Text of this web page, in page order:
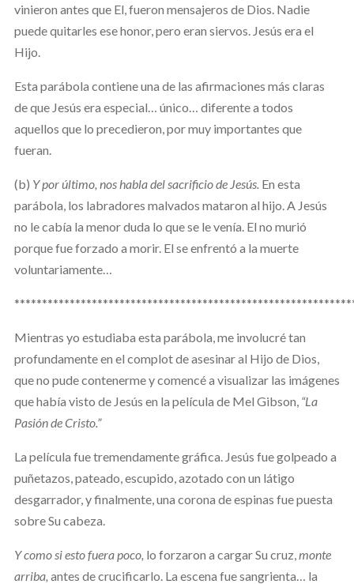
vinieron antes que El, fueron mensajeros de Dios. Nadie
puede quitarles ese honor, pero eran siervos. Jesús era el
Hijo.
Esta parábola contiene una de las afirmaciones más claras
de que Jesús era especial… único… diferente a todos
aquellos que lo precedieron, por muy importantes que
fueran.
(b) Y por último, nos habla del sacrificio de Jesús. En esta
parábola, los labradores malvados mataron al hijo. A Jesús
no le cabía la menor duda lo que se le venía. El no murió
porque fue forzado a morir. El se enfrentó a la muerte
voluntariamente…
Mientras yo estudiaba esta parábola, me involucré tan
profundamente en el complot de asesinar al Hijo de Dios,
que no pude contenerme y comencé a visualizar las imágenes
que había visto de Jesús en la película de Mel Gibson, “La
Pasión de Cristo.”
La película fue tremendamente gráfica. Jesús fue golpeado a
puñetazos, pateado, escupido, azotado con un látigo
desgarrador, y finalmente, una corona de espinas fue puesta
sobre Su cabeza.
Y como si esto fuera poco, lo forzaron a cargar Su cruz,monte
arriba, antes de crucificarlo. La escena fue sangrienta… la